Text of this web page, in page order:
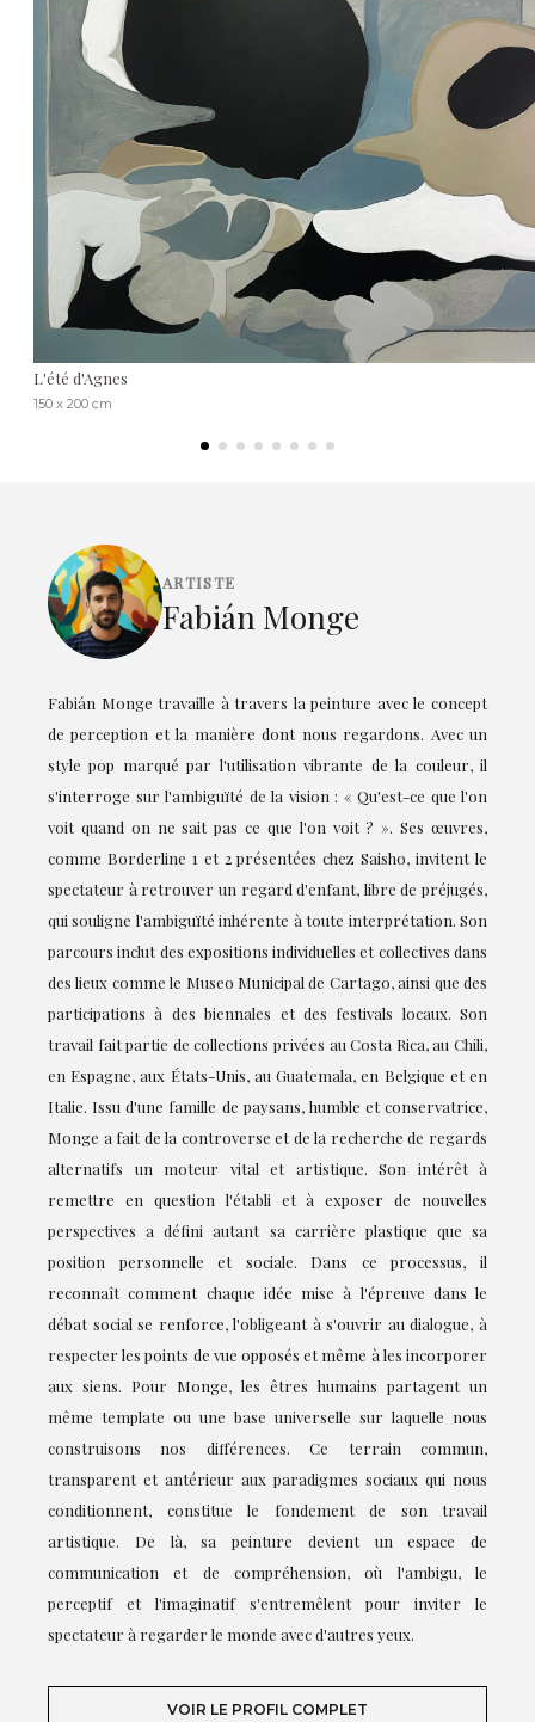
L'été d'Agnes
150 x 200 cm
ARTISTE
Fabián Monge
Fabián Monge travaille à travers la peinture avec le concept
de perception et la manière dont nous regardons. Avec un
style pop marqué par l'utilisation vibrante de la couleur, il
s'interroge sur l'ambiguïté de la vision : « Qu'est-ce que l'on
voit quand on ne sait pas ce que l'on voit ? ». Ses œuvres,
comme Borderline 1 et 2 présentées chez Saisho, invitent le
spectateur à retrouver un regard d'enfant, libre de préjugés,
qui souligne l'ambiguïté inhérente à toute interprétation. Son
parcours inclut des expositions individuelles et collectives dans
des lieux comme le Museo Municipal de Cartago, ainsi que des
participations à des biennales et des festivals locaux. Son
travail fait partie de collections privées au Costa Rica, au Chili,
en Espagne, aux États-Unis, au Guatemala, en Belgique et en
Italie. Issu d'une famille de paysans, humble et conservatrice,
Monge a fait de la controverse et de la recherche de regards
alternatifs un moteur vital et artistique. Son intérêt à
remettre en question l'établi et à exposer de nouvelles
perspectives a défini autant sa carrière plastique que sa
position personnelle et sociale. Dans ce processus, il
reconnaît comment chaque idée mise à l'épreuve dans le
débat social se renforce, l'obligeant à s'ouvrir au dialogue, à
respecter les points de vue opposés et même à les incorporer
aux siens. Pour Monge, les êtres humains partagent un
même template ou une base universelle sur laquelle nous
construisons nos différences. Ce terrain commun,
transparent et antérieur aux paradigmes sociaux qui nous
conditionnent, constitue le fondement de son travail
artistique. De là, sa peinture devient un espace de
communication et de compréhension, où l'ambigu, le
perceptif et l'imaginatif s'entremêlent pour inviter le
spectateur à regarder le monde avec d'autres yeux.
VOIR LE PROFIL COMPLET